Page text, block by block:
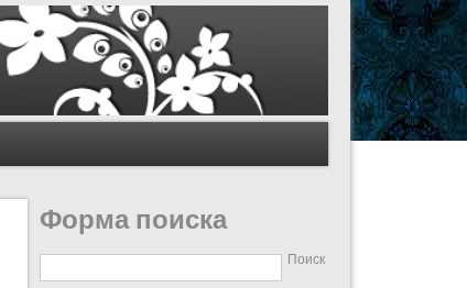
Форма поиска
Поиск